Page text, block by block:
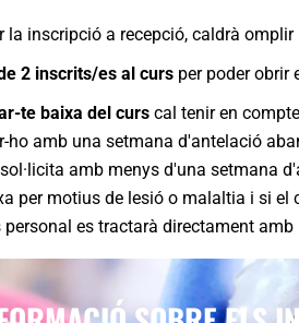
la inscripció a recepció, caldrà
2 inscrits/es al curs per poder obrir
te baixa del curs cal tenir en
ho amb una setmana d'antelació
amb menys d'una setmana
per motius de lesió o malaltia i si
personal es tractarà directament